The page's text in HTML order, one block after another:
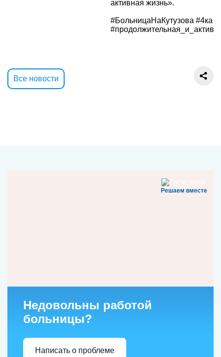
активная жизнь».
#БольницаНаКутузова #4ка
Все новости
Решаем вместе
Недовольны работой
больницы?
Написать о проблеме